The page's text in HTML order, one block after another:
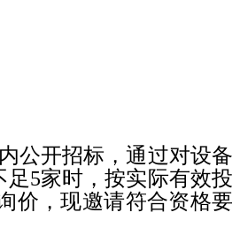
公开招标，通过对设备
足5家时，按实际有效投
价，现邀请符合资格要